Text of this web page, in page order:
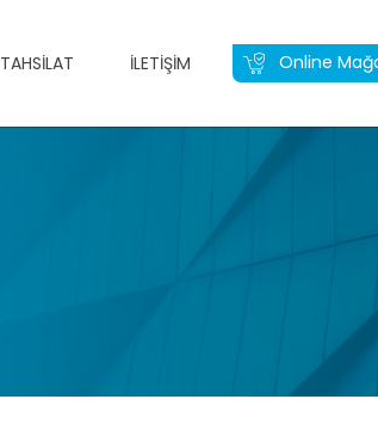
TAHSILAT İLETIŞIM Online